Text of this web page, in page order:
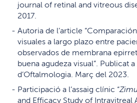
journal of retinal and vitreous
2017.
Autoria de l’article
visuales a largo plazo entre
observados de membrana
buena agudeza visual”. Publicat a
d’Oftalmologia. Març del 2023.
Participació a l’assaig clínic “
and Efficacy Study of Intravitreal